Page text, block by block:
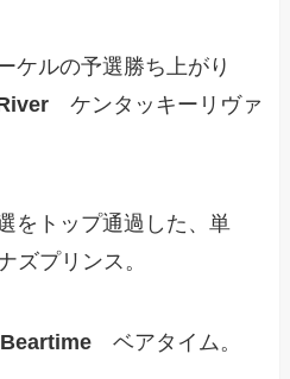
ケルの予選勝ち上がり
ケンタッキーリヴァ
をトップ通過した、単
ズプリンス。
Beartime ベアタイム。